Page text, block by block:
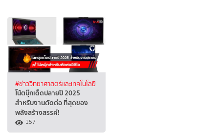
#ข่าววิทยาศาสตร์และเทคโนโลยี
โน้ตบุ๊กเด็ดปลายปี 2025
สำหรับงานตัดต่อ ที่สุดของ
พลังสร้างสรรค์!
157